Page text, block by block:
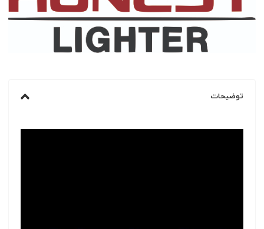
توضیحات